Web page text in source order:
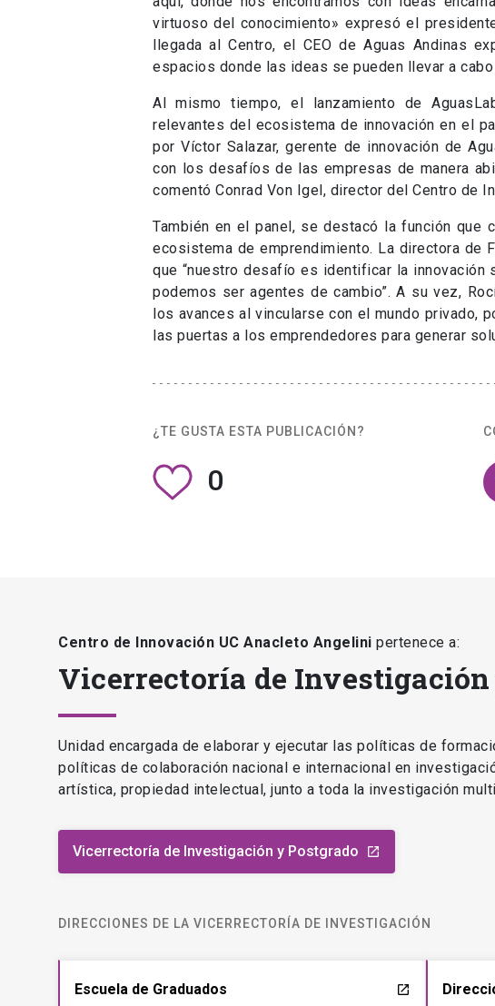
con los desafíos de las empresas de manera
comentó Conrad Von Igel, director del Centro de
También en el panel, se destacó la función que
que “nuestro desafío es identificar la
podemos ser agentes de cambio”. A su vez,
los avances al vincularse con el mundo privado,
las puertas a los emprendedores para generar
¿TE GUSTA ESTA PUBLICACIÓN?
0
Centro de Innovación UC Anacleto Angelini
artística, propiedad intelectual, junto a toda la investigación
Vicerrectoría de Investigación y Postgrado
DIRECCIONES DE LA VICERRECTORÍA DE INVESTIGACIÓN
Escuela de Graduados
Centro de Innovación UC
ESTÁS AQUÍ